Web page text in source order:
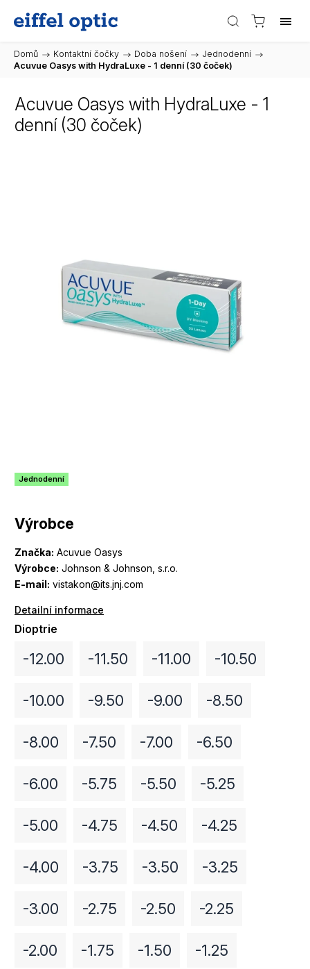
Domů / Kontaktní čočky / Doba nošení / Jednodenní /
Acuvue Oasys with HydraLuxe - 1 denní (30 čoček)
Acuvue Oasys with HydraLuxe - 1
denní (30 čoček)
Výrobce
Značka: Acuvue Oasys
Výrobce: Johnson & Johnson, s.r.o.
E-mail: vistakon@its.jnj.com
Detailní informace
Jednodenní
Dioptrie
-12.00 -11.50 -11.00 -10.50
-10.00 -9.50 -9.00 -8.50
-8.00 -7.50 -7.00 -6.50
-6.00 -5.75 -5.50 -5.25
-5.00 -4.75 -4.50 -4.25
-4.00 -3.75 -3.50 -3.25
-3.00 -2.75 -2.50 -2.25
-2.00 -1.75 -1.50 -1.25